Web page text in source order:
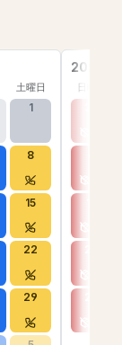
土曜日
1
8
15
22
29
2026年
日曜日